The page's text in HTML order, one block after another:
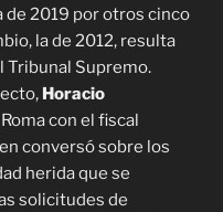
de 2019 por otros cinco
la de 2012, resulta
Tribunal Supremo.
Horacio
con el fiscal
conversó sobre los
herida que se
solicitudes de